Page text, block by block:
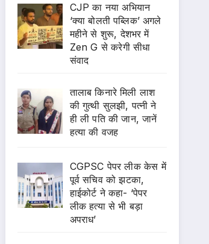
CJP का नया अभियान
‘क्या बोलती पब्लिक’ अगले
महीने से शुरू, देशभर में
Zen G से करेगी सीधा
संवाद
तालाब किनारे मिली लाश
की गुत्थी सुलझी, पत्नी ने
ही ली पति की जान, जानें
हत्या की वजह
CGPSC पेपर लीक केस में
पूर्व सचिव को झटका,
हाईकोर्ट ने कहा- ‘पेपर
लीक हत्या से भी बड़ा
अपराध’